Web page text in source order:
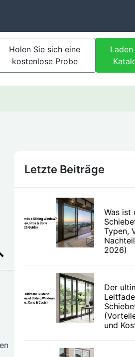
Holen Sie sich eine
kostenlose Probe
Letzte Beiträge
Was ist
Typen,
2026)
Der
und